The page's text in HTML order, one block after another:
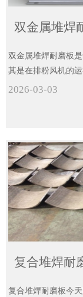
双金属堆焊耐磨板
其是在排粉风机的
刚铠甲”，既能保证
2026-03-03
复合堆焊耐磨板今